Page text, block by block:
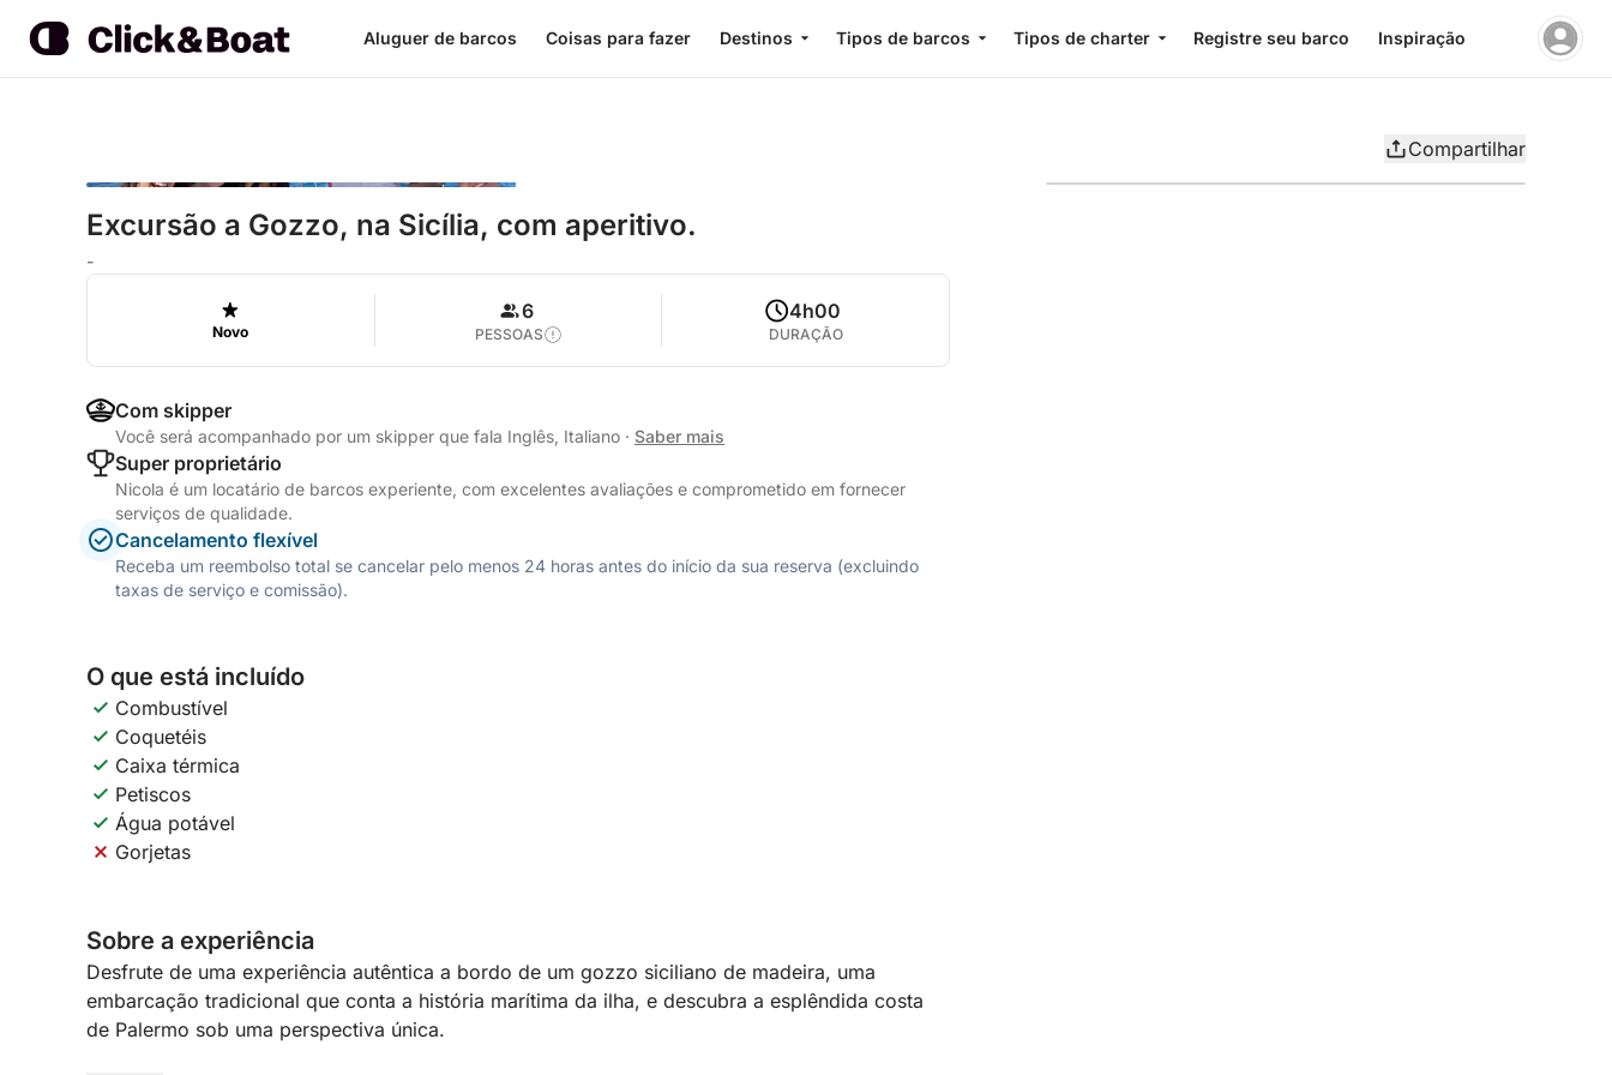
Aluguer de barcos Coisas para fazer Destinos Tipos de barcos Tipos de charter Registre seu barco Inspiração
Compartilhar
Excursão a Gozzo, na Sicília, com aperitivo.
-
Novo
6
PESSOAS
4h00
DURAÇÃO
Com skipper
Você será acompanhado por um skipper que fala Inglês, Italiano · Saber mais
Super proprietário
Nicola é um locatário de barcos experiente, com excelentes avaliações e comprometido em fornecer
serviços de qualidade.
Cancelamento flexível
Receba um reembolso total se cancelar pelo menos 24 horas antes do início da sua reserva (excluindo
taxas de serviço e comissão).
O que está incluído
Combustível
Coquetéis
Caixa térmica
Petiscos
Água potável
Gorjetas
Sobre a experiência
Desfrute de uma experiência autêntica a bordo de um gozzo siciliano de madeira, uma
embarcação tradicional que conta a história marítima da ilha, e descubra a esplêndida costa
de Palermo sob uma perspectiva única.